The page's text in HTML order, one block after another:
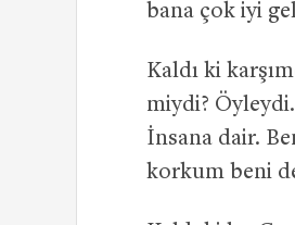
bana çok iyi
Kaldı ki
miydi?
İnsana dair.
korkum beni